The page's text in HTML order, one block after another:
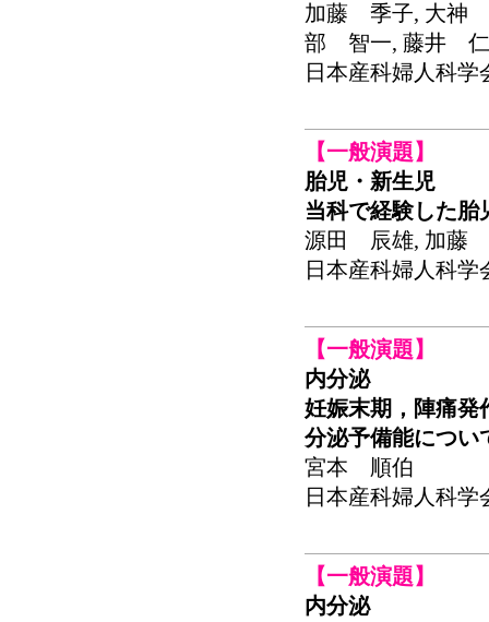
加藤 季子, 大神
部 智一, 藤井
日本産科婦人科学
【一般演題】
胎児・新生児
当科で経験した胎
源田 辰雄, 加藤
日本産科婦人科学
【一般演題】
内分泌
妊娠末期，陣痛発
分泌予備能につい
宮本 順伯
日本産科婦人科学
【一般演題】
内分泌